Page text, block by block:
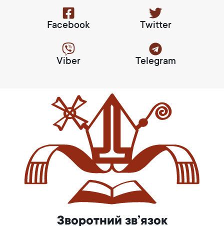
Facebook Twitter
Viber Telegram
Зворотний зв’язок